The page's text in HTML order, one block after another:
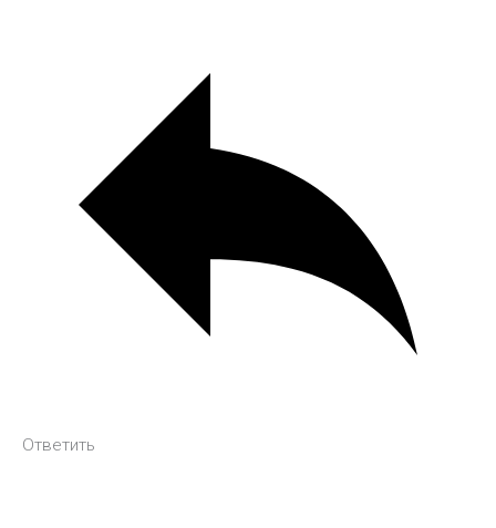
Ответить